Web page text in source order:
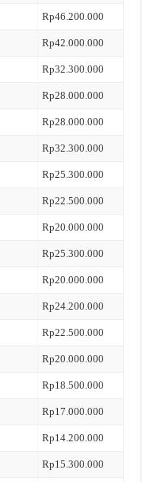
Rp46.200.000
Rp42.000.000
Rp32.300.000
Rp28.000.000
Rp28.000.000
Rp32.300.000
Rp25.300.000
Rp22.500.000
Rp20.000.000
Rp25.300.000
Rp20.000.000
Rp24.200.000
Rp22.500.000
Rp20.000.000
Rp18.500.000
Rp17.000.000
Rp14.200.000
Rp15.300.000